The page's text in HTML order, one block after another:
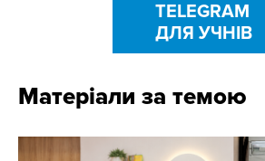
TELEGRAM
ДЛЯ УЧНІВ
Матеріали за темою